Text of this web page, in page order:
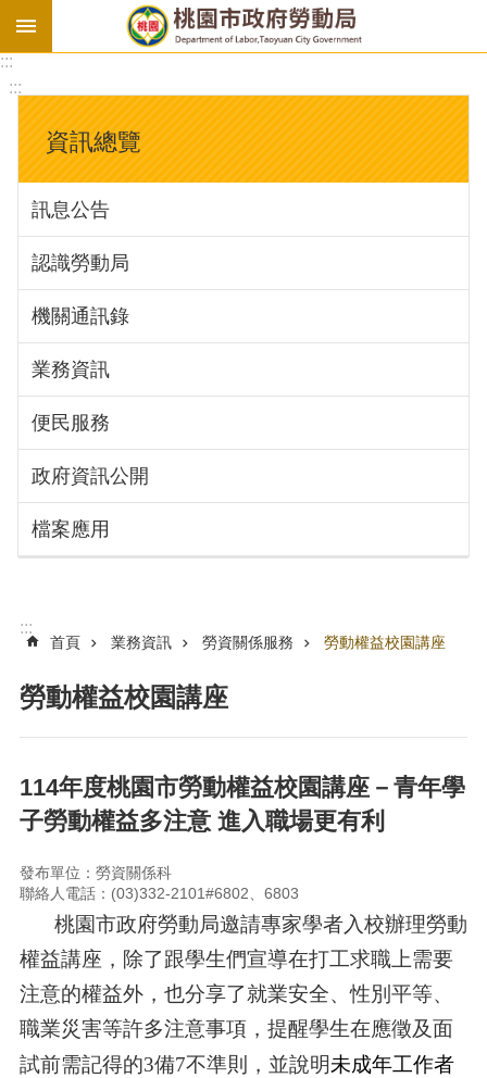
基
法
勞
資
會
庇
護
工
場
進
訊
息
公
識
動
局
通
訊
業
務
訊
便
民
服
務
:::
:::
資訊總覽
訊息公告
認識勞動局
機關通訊錄
業務資訊
便民服務
政府資訊公開
檔案應用
:::
首頁 業務資訊 勞資關係服務 勞動權益校園講座
勞動權益校園講座
114年度桃園市勞動權益校園講座－青年學
子勞動權益多注意 進入職場更有利
發布單位：勞資關係科
聯絡人電話：(03)332-2101#6802、6803
桃園市政府勞動局邀請專家學者入校辦理勞動
權益講座，除了跟學生們宣導在打工求職上需要
注意的權益外，也分享了就業安全、性別平等、
職業災害等許多注意事項，提醒學生在應徵及面
試前需記得的3備7不準則，並說明未成年工作者